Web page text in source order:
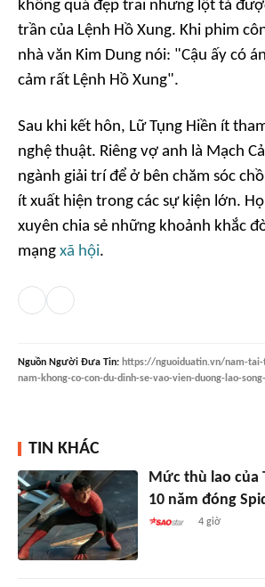
không quá đẹp trai nhưng lột tả
trần của Lệnh Hồ Xung. Khi phim
nhà văn Kim Dung nói: "Cậu ấy có
cảm rất Lệnh Hồ Xung".
Sau khi kết hôn, Lữ Tụng Hiền ít
nghệ thuật. Riêng vợ anh là Mạch
ngành giải trí để ở bên chăm sóc
ít xuất hiện trong các sự kiện lớn.
xuyên chia sẻ những khoảnh khắc
mạng xã hội.
Nguồn Người Đưa Tin: https://nguoiduatin.vn/nam-
nam-khong-co-con-du-dinh-se-vao-vien-duong-lao-
TIN KHÁC
Mức thù lao của
10 năm đóng
4 giờ